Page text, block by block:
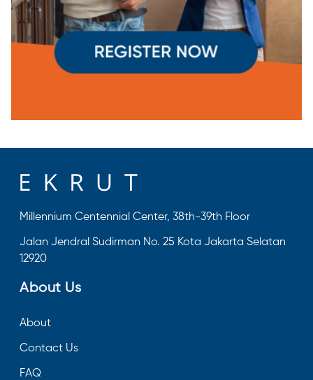
Millennium Centennial Center, 38th-39th Floor
Jalan Jendral Sudirman No. 25 Kota Jakarta Selatan
12920
About Us
About
Contact Us
FAQ